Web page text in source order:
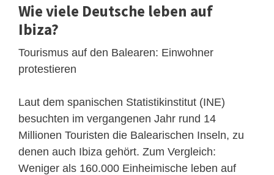
Wie viele Deutsche leben auf
Ibiza?
Tourismus auf den Balearen: Einwohner
protestieren
Laut dem spanischen Statistikinstitut (INE)
besuchten im vergangenen Jahr rund 14
Millionen Touristen die Balearischen Inseln, zu
denen auch Ibiza gehört. Zum Vergleich:
Weniger als 160.000 Einheimische leben auf